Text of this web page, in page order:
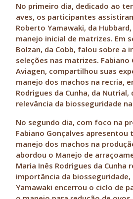
No primeiro dia, dedicado ao
aves, os participantes
Roberto Yamawaki, da
manejo inicial de matrizes. Em
Bolzan, da Cobb, falou sobre a
seleções nas matrizes. Fabiano
Aviagen, compartilhou suas
manejo dos machos na recria,
Rodrigues da Cunha, da Nutrial,
relevância da biosseguridade
No segundo dia, com foco na
Fabiano Gonçalves apresentou
manejo dos machos na
abordou o Manejo de
Maria Inês Rodrigues da Cunha
importância da biosseguridade,
Yamawaki encerrou o ciclo de